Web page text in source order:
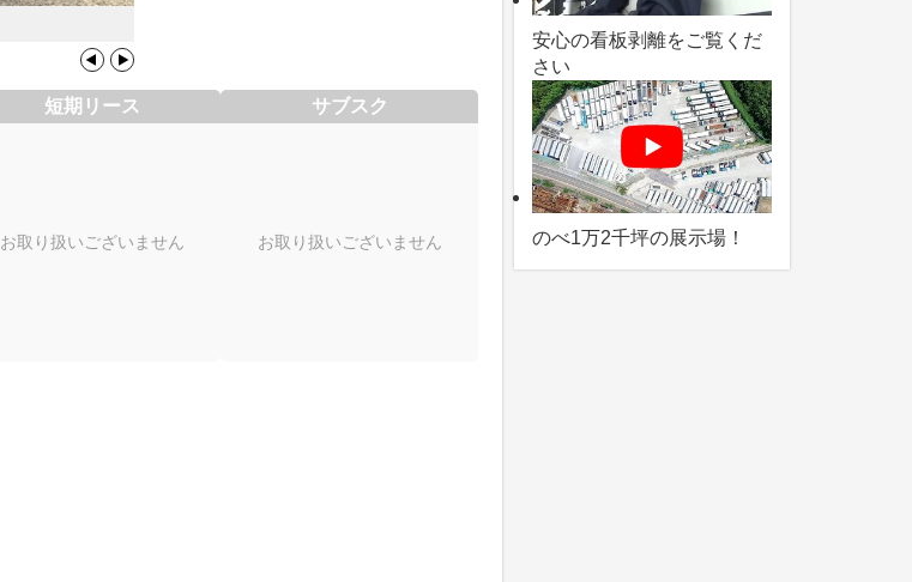
短期リース
お取り扱いございません
サブスク
お取り扱いございません
安心の看板剥離をご覧くだ
さい
のべ1万2千坪の展示場！